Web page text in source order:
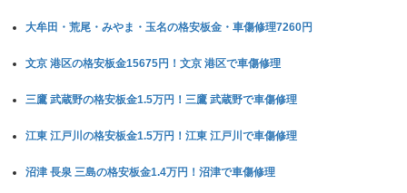
大牟田・荒尾・みやま・玉名の格安板金・車傷修理7260円
文京 港区の格安板金15675円！文京 港区で車傷修理
三鷹 武蔵野の格安板金1.5万円！三鷹 武蔵野で車傷修理
江東 江戸川の格安板金1.5万円！江東 江戸川で車傷修理
沼津 長泉 三島の格安板金1.4万円！沼津で車傷修理